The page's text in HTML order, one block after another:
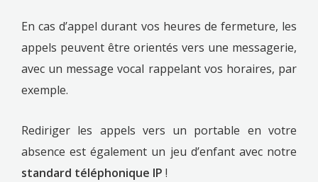
En cas d’appel durant vos heures de fermeture, les
appels peuvent être orientés vers une messagerie,
avec un message vocal rappelant vos horaires, par
exemple.
Rediriger les appels vers un portable en votre
absence est également un jeu d’enfant avec notre
standard téléphonique IP !